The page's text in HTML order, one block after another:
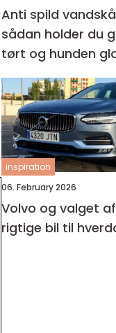
Anti spild
sådan holder du
tørt og hunden
inspiration
06. February 2026
Volvo og valget
rigtige bil til